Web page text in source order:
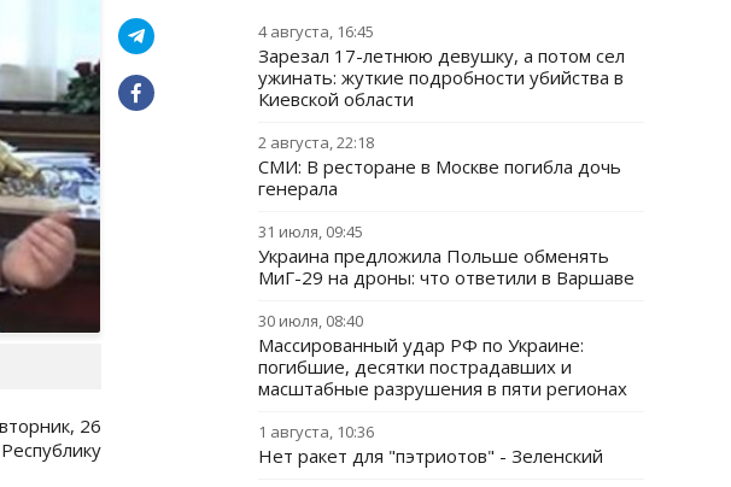
26
4 августа, 16:45
Зарезал 17-летнюю девушку, а потом сел
ужинать: жуткие подробности убийства в
Киевской области
2 августа, 22:18
СМИ: В ресторане в Москве погибла дочь
генерала
31 июля, 09:45
Украина предложила Польше обменять
МиГ-29 на дроны: что ответили в Варшаве
30 июля, 08:40
Массированный удар РФ по Украине:
погибшие, десятки пострадавших и
масштабные разрушения в пяти регионах
1 августа, 10:36
Нет ракет для "пэтриотов" - Зеленский